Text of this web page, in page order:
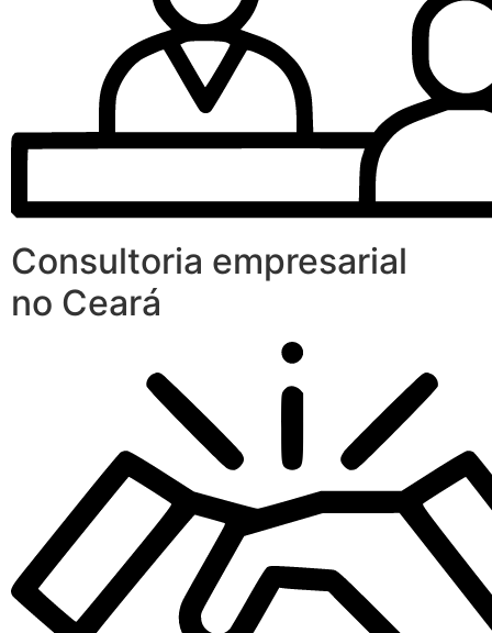
Consultoria empresarial
no Ceará